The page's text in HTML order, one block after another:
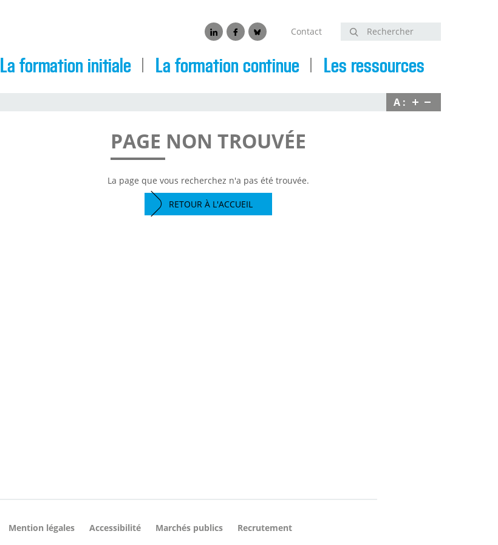
LinkedinFacebookBluesky Contact Rechercher
La formation initiale La formation continue Les ressources
A :
PAGE NON TROUVÉE
La page que vous recherchez n'a pas été trouvée.
RETOUR À L'ACCUEIL
Mention légales Accessibilité Marchés publics
Recrutement